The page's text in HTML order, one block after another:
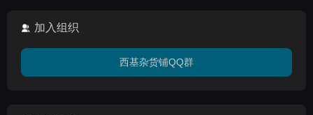
加入组织
西基杂货铺QQ群